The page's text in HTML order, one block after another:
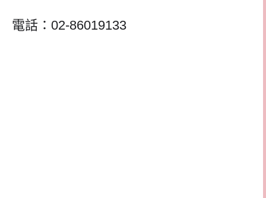
電話：02-86019133